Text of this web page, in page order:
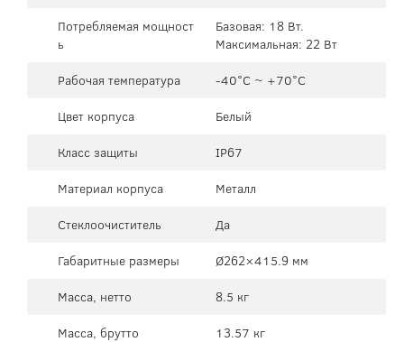
Потребляемая мощност
ь
Базовая: 18 Вт.
Максимальная: 22 Вт
Рабочая температура
-40°C ~ +70°C
Цвет корпуса
Белый
Класс защиты
IP67
Материал корпуса
Металл
Стеклоочиститель
Да
Габаритные размеры
Ø262×415.9 мм
Масса, нетто
8.5 кг
Масса, брутто
13.57 кг